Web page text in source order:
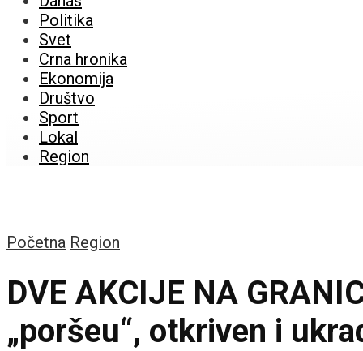
Politika
Svet
Crna hronika
Ekonomija
Društvo
Sport
Lokal
Region
Početna Region
DVE AKCIJE NA
„poršeu“, otkriven i